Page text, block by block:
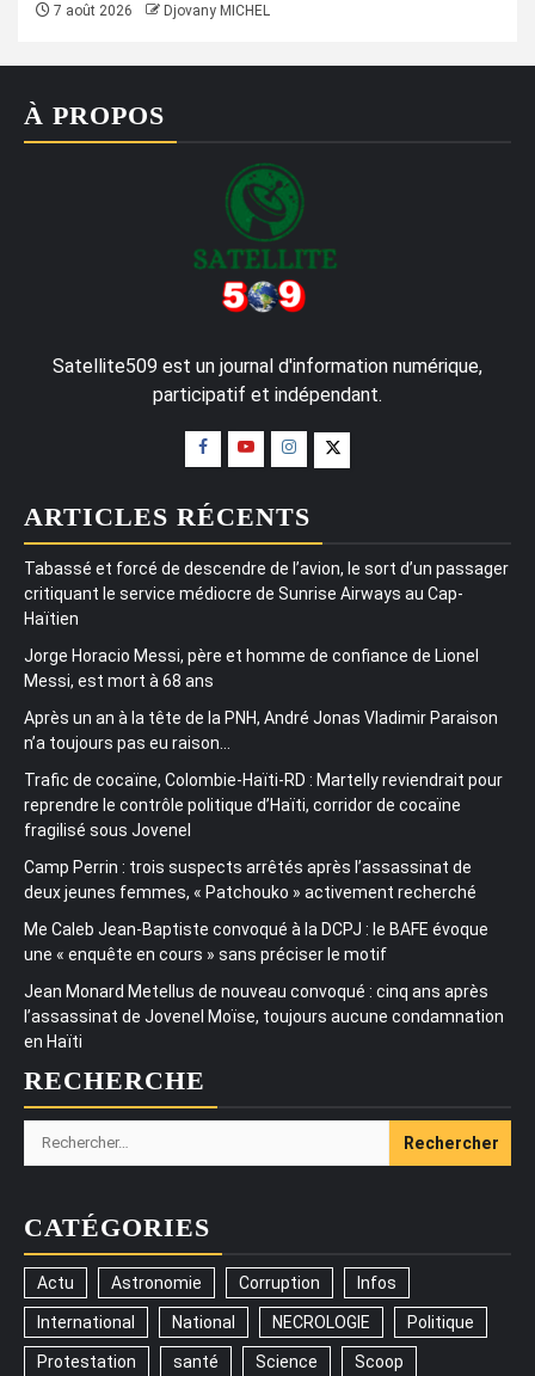
7 août 2026 Djovany MICHEL
À PROPOS
Satellite509 est un journal d'information numérique,
participatif et indépendant.
ARTICLES RÉCENTS
Tabassé et forcé de descendre de l’avion, le sort d’un passager
critiquant le service médiocre de Sunrise Airways au Cap-
Haïtien
Jorge Horacio Messi, père et homme de confiance de Lionel
Messi, est mort à 68 ans
Après un an à la tête de la PNH, André Jonas Vladimir Paraison
n’a toujours pas eu raison…
Trafic de cocaïne, Colombie-Haïti-RD : Martelly reviendrait pour
reprendre le contrôle politique d’Haïti, corridor de cocaïne
fragilisé sous Jovenel
Camp Perrin : trois suspects arrêtés après l’assassinat de
deux jeunes femmes, « Patchouko » activement recherché
Me Caleb Jean-Baptiste convoqué à la DCPJ : le BAFE évoque
une « enquête en cours » sans préciser le motif
Jean Monard Metellus de nouveau convoqué : cinq ans après
l’assassinat de Jovenel Moïse, toujours aucune condamnation
en Haïti
RECHERCHE
Rechercher :
CATÉGORIES
Actu Astronomie Corruption Infos
International National NECROLOGIE Politique
Protestation santé Science Scoop